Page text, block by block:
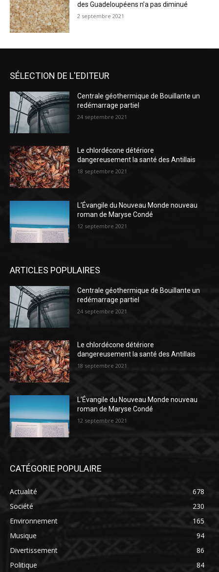
des Guadeloupéens n’a pas diminué
2 septembre 2021
SÉLECTION DE L'EDITEUR
Centrale géothermique de Bouillante un
redémarrage partiel
24 septembre 2021
Le chlordécone détériore
dangereusement la santé des Antillais
18 septembre 2021
L’Évangile du Nouveau Monde nouveau
roman de Maryse Condé
12 septembre 2021
ARTICLES POPULAIRES
Centrale géothermique de Bouillante un
redémarrage partiel
24 septembre 2021
Le chlordécone détériore
dangereusement la santé des Antillais
18 septembre 2021
L’Évangile du Nouveau Monde nouveau
roman de Maryse Condé
12 septembre 2021
CATÉGORIE POPULAIRE
Actualité
678
Société
230
Environnement
165
Musique
94
Divertissement
86
Politique
84